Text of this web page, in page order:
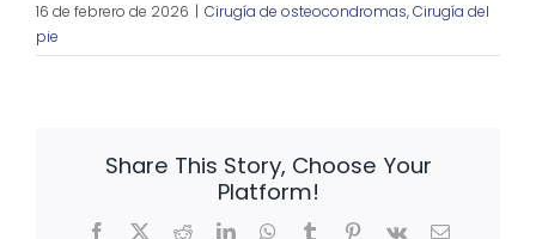
16 de febrero de 2026 | Cirugía de osteocondromas,Cirugía del
pie
Share This Story, Choose Your
Platform!
Facebook
X RedditLinkedInWhatsApp
TumblrPinterest
Vk
Correo